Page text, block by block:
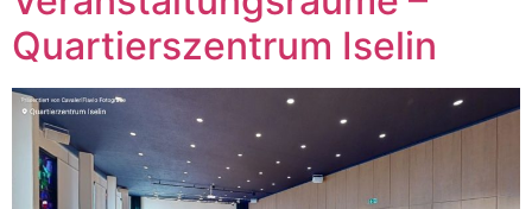
Quartierszentrum Iselin